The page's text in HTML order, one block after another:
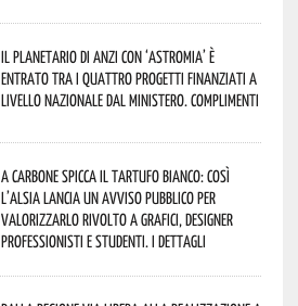
Il Planetario di Anzi con ‘Astromia’ è
entrato tra i quattro progetti finanziati a
livello nazionale dal Ministero. Complimenti
A Carbone spicca il tartufo bianco: così
l’Alsia lancia un avviso pubblico per
valorizzarlo rivolto a grafici, designer
professionisti e studenti. I dettagli